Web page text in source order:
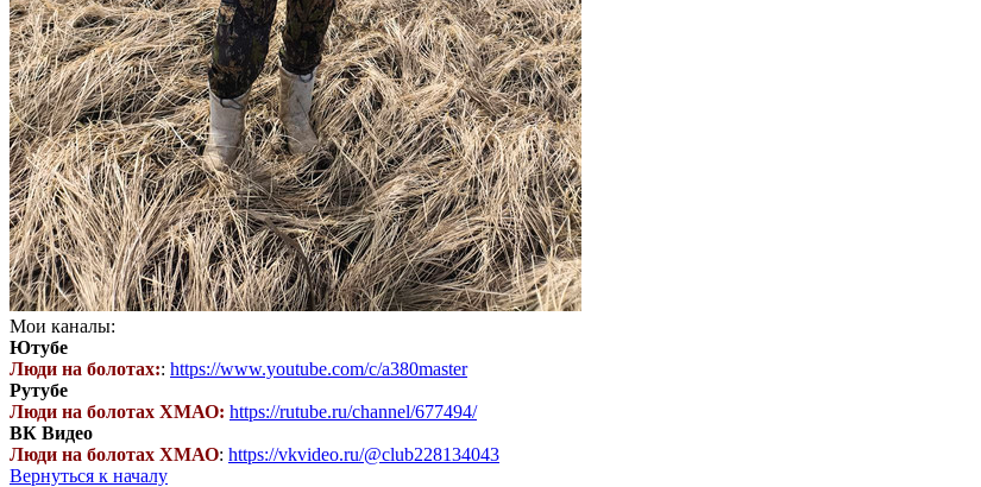
Мои каналы:
Ютубе
Люди на болотах:: https://www.youtube.com/c/a380master
Рутубе
Люди на болотах ХМАО: https://rutube.ru/channel/677494/
ВК Видео
Люди на болотах ХМАО: https://vkvideo.ru/@club228134043
Вернуться к началу